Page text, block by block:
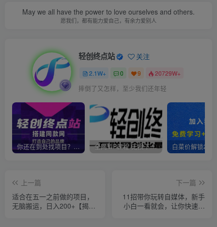
May we all have the power to love ourselves and others.
愿我们，都有能力爱自己，有余力爱别人
轻创终点站 关注
2.1W+ 0 9 20729W+
摔倒了又怎样，至少我们还年轻
你还在到处找项目？还在当韭菜？我靠卖项目一个月收入5万+，曾经我也是个失败者。 全网VIP课程 无损下载~
上一篇
适合在五一之前做的项目，
无脑搬运，日入200+【揭
下一篇
11招带你玩转自媒体，新手
小白一看就会，让你快速抢